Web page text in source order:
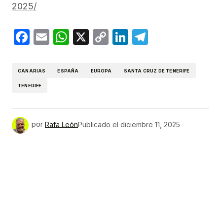
2025/
Facebook
EmailWhatsApp
X
CopyLinkedIn
CANARIAS ESPAÑA EUROPA SANTA CRUZ DE TENERIFE
TENERIFE
por Rafa LeónPublicado el diciembre 11, 2025